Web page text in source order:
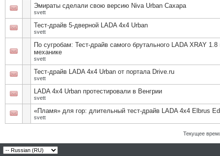
Эмираты сделали свою версию Niva Urban Сахара
svett
Тест-драйв 5-дверной LADA 4x4 Urban
svett
По сугробам: Тест-драйв самого брутального LADA XRAY 1.8
механике
svett
Тест-драйв LADA 4x4 Urban от портала Drive.ru
svett
LADA 4х4 Urban протестировали в Венгрии
svett
«Пламя» для гор: длительный тест-драйв LADA 4x4 Elbrus
svett
Текущее